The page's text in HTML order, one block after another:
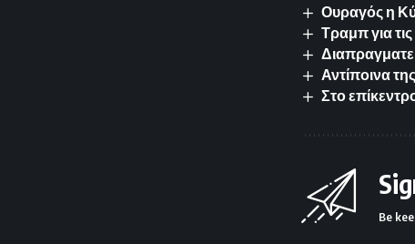
Ουραγός η
Τραμπ για
Αντίποινα
Στο
Be